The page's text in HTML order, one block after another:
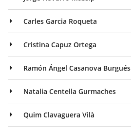
Carles Garcia Roqueta
Cristina Capuz Ortega
Ramón Ángel Casanova Burgués
Natalia Centella Gurmaches
Quim Clavaguera Vilà